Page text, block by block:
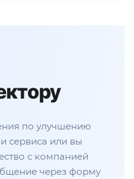
по улучшению
сервиса или вы
с компанией
через форму